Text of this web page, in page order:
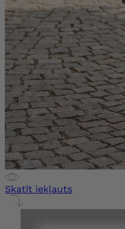
Skatīt iekļauts